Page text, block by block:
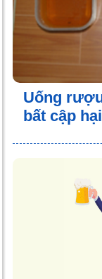
Uống
bất cập hại